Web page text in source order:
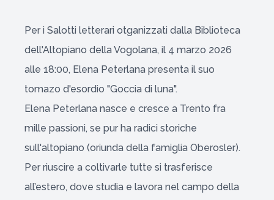
Per i Salotti letterari otganizzati dalla Biblioteca
dell'Altopiano della Vogolana, il 4 marzo 2026
alle 18:00, Elena Peterlana presenta il suo
tomazo d'esordio "Goccia di luna".
Elena Peterlana nasce e cresce a Trento fra
mille passioni, se pur ha radici storiche
sull'altopiano (oriunda della famiglia Oberosler).
Per riuscire a coltivarle tutte si trasferisce
all’estero, dove studia e lavora nel campo della